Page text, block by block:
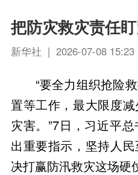
把防灾救灾责任
新华社 | 2026-07-08 15:23
“要全力组织抢险
置等工作，最大限度
灾害。”7日，习近平
出重要指示，坚持人
决打赢防汛救灾这场硬